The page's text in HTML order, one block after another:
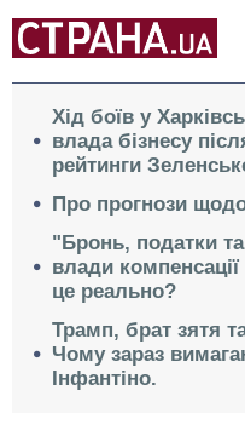
Хід боїв у
влада бізнесу
рейтинги
Про прогнози
"Бронь, податки
влади
це реально?
Трамп, брат зятя
Чому зараз
Інфантіно.